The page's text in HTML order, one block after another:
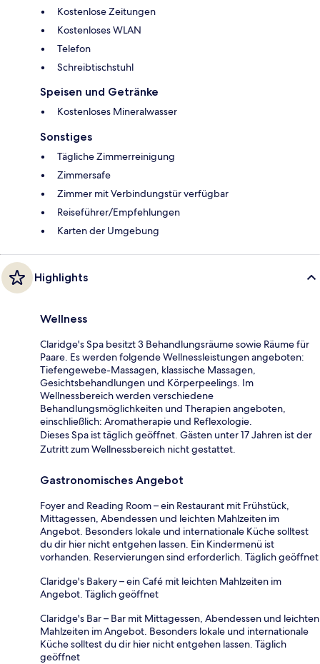
Kostenlose Zeitungen
Kostenloses WLAN
Telefon
Schreibtischstuhl
Speisen und Getränke
Kostenloses Mineralwasser
Sonstiges
Tägliche Zimmerreinigung
Zimmersafe
Zimmer mit Verbindungstür verfügbar
Reiseführer/Empfehlungen
Karten der Umgebung
Highlights
Wellness
Claridge's Spa besitzt 3 Behandlungsräume sowie Räume für
Paare. Es werden folgende Wellnessleistungen angeboten:
Tiefengewebe-Massagen, klassische Massagen,
Gesichtsbehandlungen und Körperpeelings. Im
Wellnessbereich werden verschiedene
Behandlungsmöglichkeiten und Therapien angeboten,
einschließlich: Aromatherapie und Reflexologie.
Dieses Spa ist täglich geöffnet. Gästen unter 17 Jahren ist der
Zutritt zum Wellnessbereich nicht gestattet.
Gastronomisches Angebot
Foyer and Reading Room – ein Restaurant mit Frühstück,
Mittagessen, Abendessen und leichten Mahlzeiten im
Angebot. Besonders lokale und internationale Küche solltest
du dir hier nicht entgehen lassen. Ein Kindermenü ist
vorhanden. Reservierungen sind erforderlich. Täglich geöffnet
Claridge's Bakery – ein Café mit leichten Mahlzeiten im
Angebot. Täglich geöffnet
Claridge's Bar – Bar mit Mittagessen, Abendessen und leichten
Mahlzeiten im Angebot. Besonders lokale und internationale
Küche solltest du dir hier nicht entgehen lassen. Täglich
geöffnet